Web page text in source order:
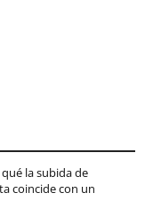
la subida de
coincide con un